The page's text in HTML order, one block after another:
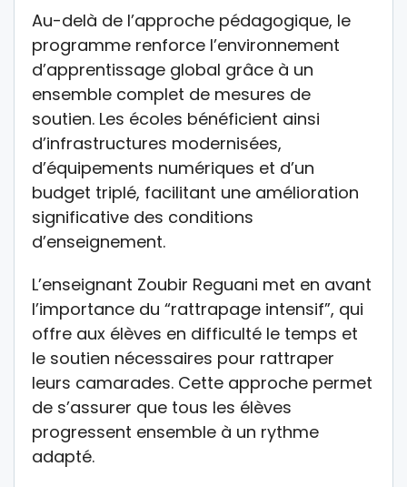
Au-delà de l’approche pédagogique, le
programme renforce l’environnement
d’apprentissage global grâce à un
ensemble complet de mesures de
soutien. Les écoles bénéficient ainsi
d’infrastructures modernisées,
d’équipements numériques et d’un
budget triplé, facilitant une amélioration
significative des conditions
d’enseignement.
L’enseignant Zoubir Reguani met en avant
l’importance du “rattrapage intensif”, qui
offre aux élèves en difficulté le temps et
le soutien nécessaires pour rattraper
leurs camarades. Cette approche permet
de s’assurer que tous les élèves
progressent ensemble à un rythme
adapté.